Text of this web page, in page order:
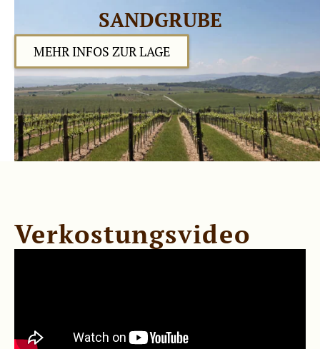
SANDGRUBE
MEHR INFOS ZUR LAGE
Verkostungsvideo